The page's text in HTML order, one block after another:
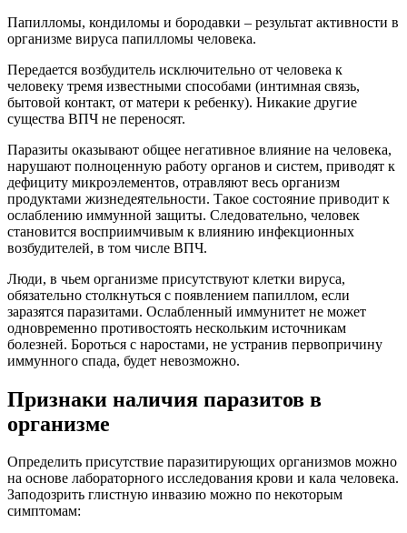
Папилломы, кондиломы и бородавки – результат активности в
организме вируса папилломы человека.
Передается возбудитель исключительно от человека к
человеку тремя известными способами (интимная связь,
бытовой контакт, от матери к ребенку). Никакие другие
существа ВПЧ не переносят.
Паразиты оказывают общее негативное влияние на человека,
нарушают полноценную работу органов и систем, приводят к
дефициту микроэлементов, отравляют весь организм
продуктами жизнедеятельности. Такое состояние приводит к
ослаблению иммунной защиты. Следовательно, человек
становится восприимчивым к влиянию инфекционных
возбудителей, в том числе ВПЧ.
Люди, в чьем организме присутствуют клетки вируса,
обязательно столкнуться с появлением папиллом, если
заразятся паразитами. Ослабленный иммунитет не может
одновременно противостоять нескольким источникам
болезней. Бороться с наростами, не устранив первопричину
иммунного спада, будет невозможно.
Признаки наличия паразитов в
организме
Определить присутствие паразитирующих организмов можно
на основе лабораторного исследования крови и кала человека.
Заподозрить глистную инвазию можно по некоторым
симптомам: